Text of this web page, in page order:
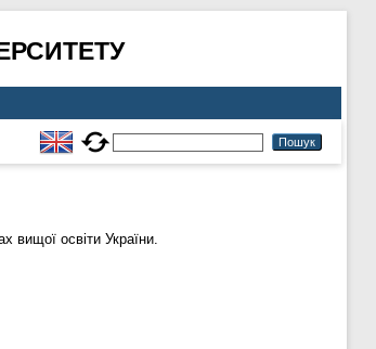
вищої освіти України.